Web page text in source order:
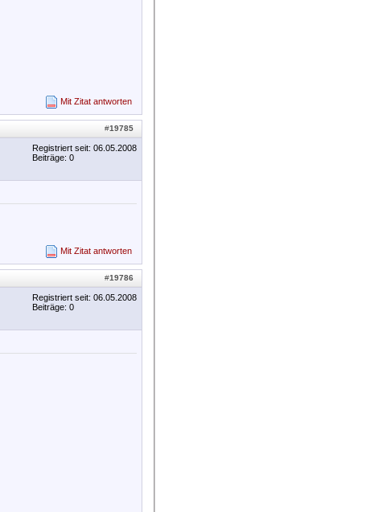
Mit Zitat antworten
#19785
Registriert seit: 06.05.2008
Beiträge: 0
Mit Zitat antworten
#19786
Registriert seit: 06.05.2008
Beiträge: 0